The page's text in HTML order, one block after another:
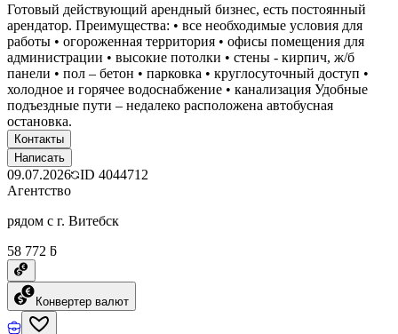
Готовый действующий арендный бизнес, есть постоянный
арендатор. Преимущества: • все необходимые условия для
работы • огороженная территория • офисы помещения для
администрации • высокие потолки • стены - кирпич, ж/б
панели • пол – бетон • парковка • круглосуточный доступ •
холодное и горячее водоснабжение • канализация Удобные
подъездные пути – недалеко расположена автобусная
остановка.
Контакты
Написать
09.07.2026 ID 4044712
Агентство
рядом с г. Витебск
58 772 ƃ
Конвертер валют